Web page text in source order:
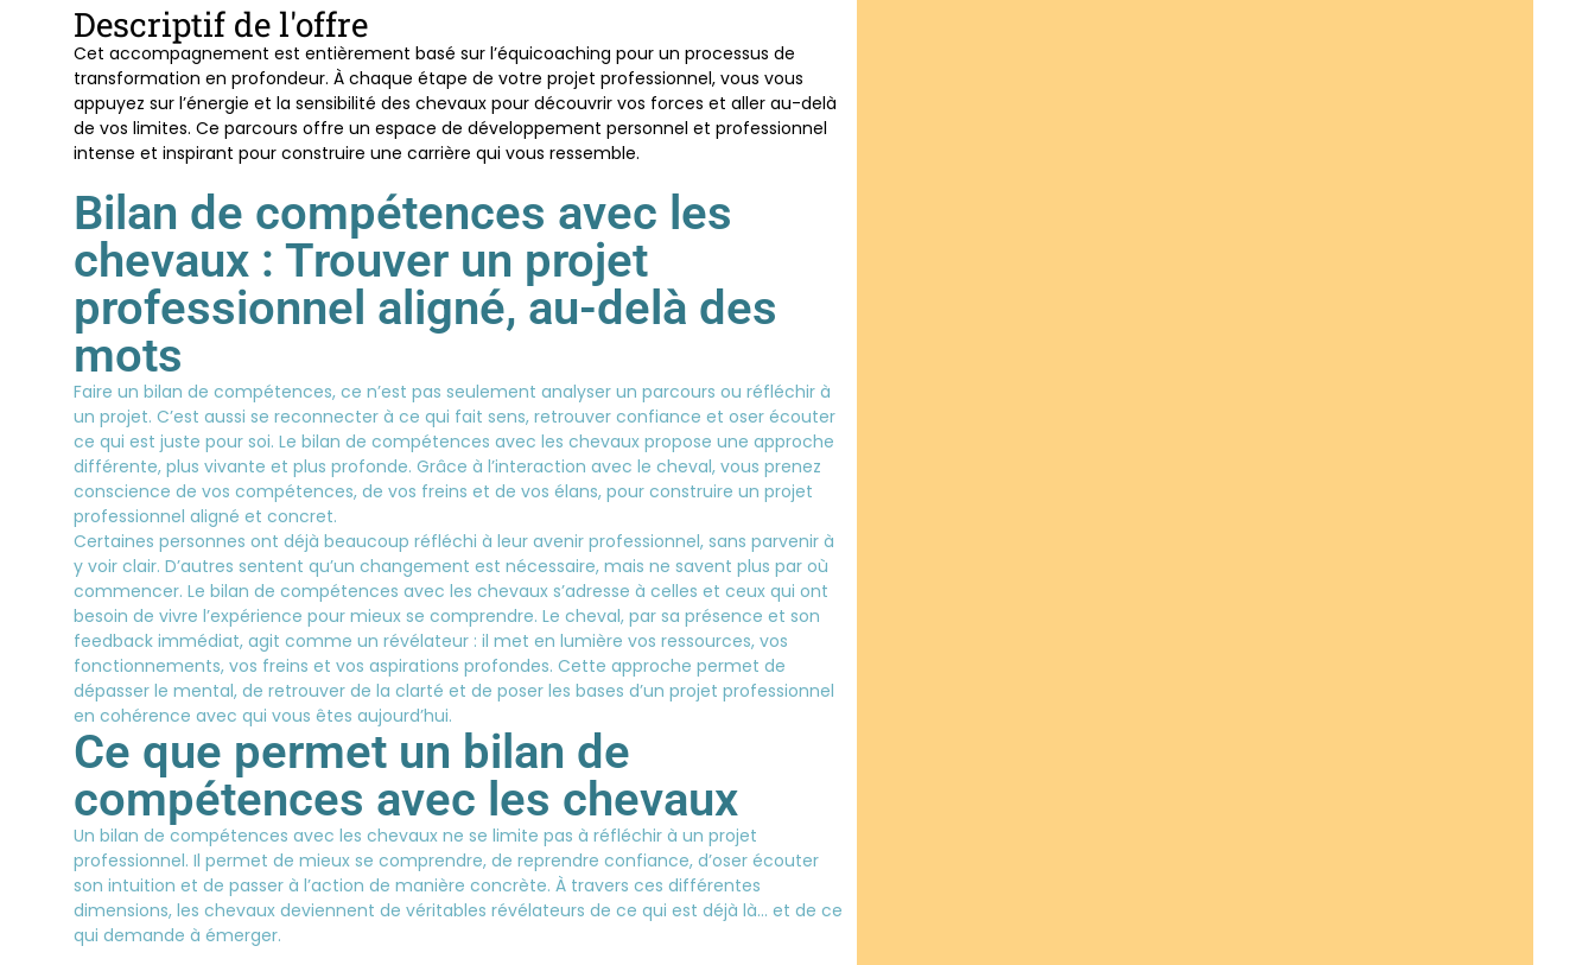
Descriptif de l'offre
Cet accompagnement est entièrement basé sur l’équicoaching pour un processus de
transformation en profondeur. À chaque étape de votre projet professionnel, vous vous
appuyez sur l’énergie et la sensibilité des chevaux pour découvrir vos forces et aller au-delà
de vos limites. Ce parcours offre un espace de développement personnel et professionnel
intense et inspirant pour construire une carrière qui vous ressemble.
Bilan de compétences avec les
chevaux : Trouver un projet
professionnel aligné, au-delà des
mots
Faire un bilan de compétences, ce n’est pas seulement analyser un parcours ou réfléchir à
un projet. C’est aussi se reconnecter à ce qui fait sens, retrouver confiance et oser écouter
ce qui est juste pour soi. Le bilan de compétences avec les chevaux propose une approche
différente, plus vivante et plus profonde. Grâce à l’interaction avec le cheval, vous prenez
conscience de vos compétences, de vos freins et de vos élans, pour construire un projet
professionnel aligné et concret.
Certaines personnes ont déjà beaucoup réfléchi à leur avenir professionnel, sans parvenir à
y voir clair. D’autres sentent qu’un changement est nécessaire, mais ne savent plus par où
commencer. Le bilan de compétences avec les chevaux s’adresse à celles et ceux qui ont
besoin de vivre l’expérience pour mieux se comprendre. Le cheval, par sa présence et son
feedback immédiat, agit comme un révélateur : il met en lumière vos ressources, vos
fonctionnements, vos freins et vos aspirations profondes. Cette approche permet de
dépasser le mental, de retrouver de la clarté et de poser les bases d’un projet professionnel
en cohérence avec qui vous êtes aujourd’hui.
Ce que permet un bilan de
compétences avec les chevaux
Un bilan de compétences avec les chevaux ne se limite pas à réfléchir à un projet
professionnel. Il permet de mieux se comprendre, de reprendre confiance, d’oser écouter
son intuition et de passer à l’action de manière concrète. À travers ces différentes
dimensions, les chevaux deviennent de véritables révélateurs de ce qui est déjà là… et de ce
qui demande à émerger.